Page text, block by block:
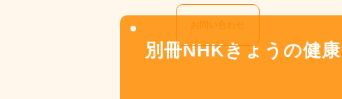
お問い合わせ
P
別冊NHKきょうの健